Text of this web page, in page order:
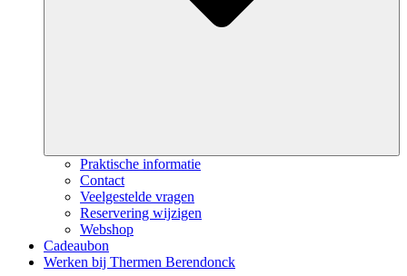
Praktische informatie
Contact
Veelgestelde vragen
Reservering wijzigen
Webshop
Cadeaubon
Werken bij Thermen Berendonck